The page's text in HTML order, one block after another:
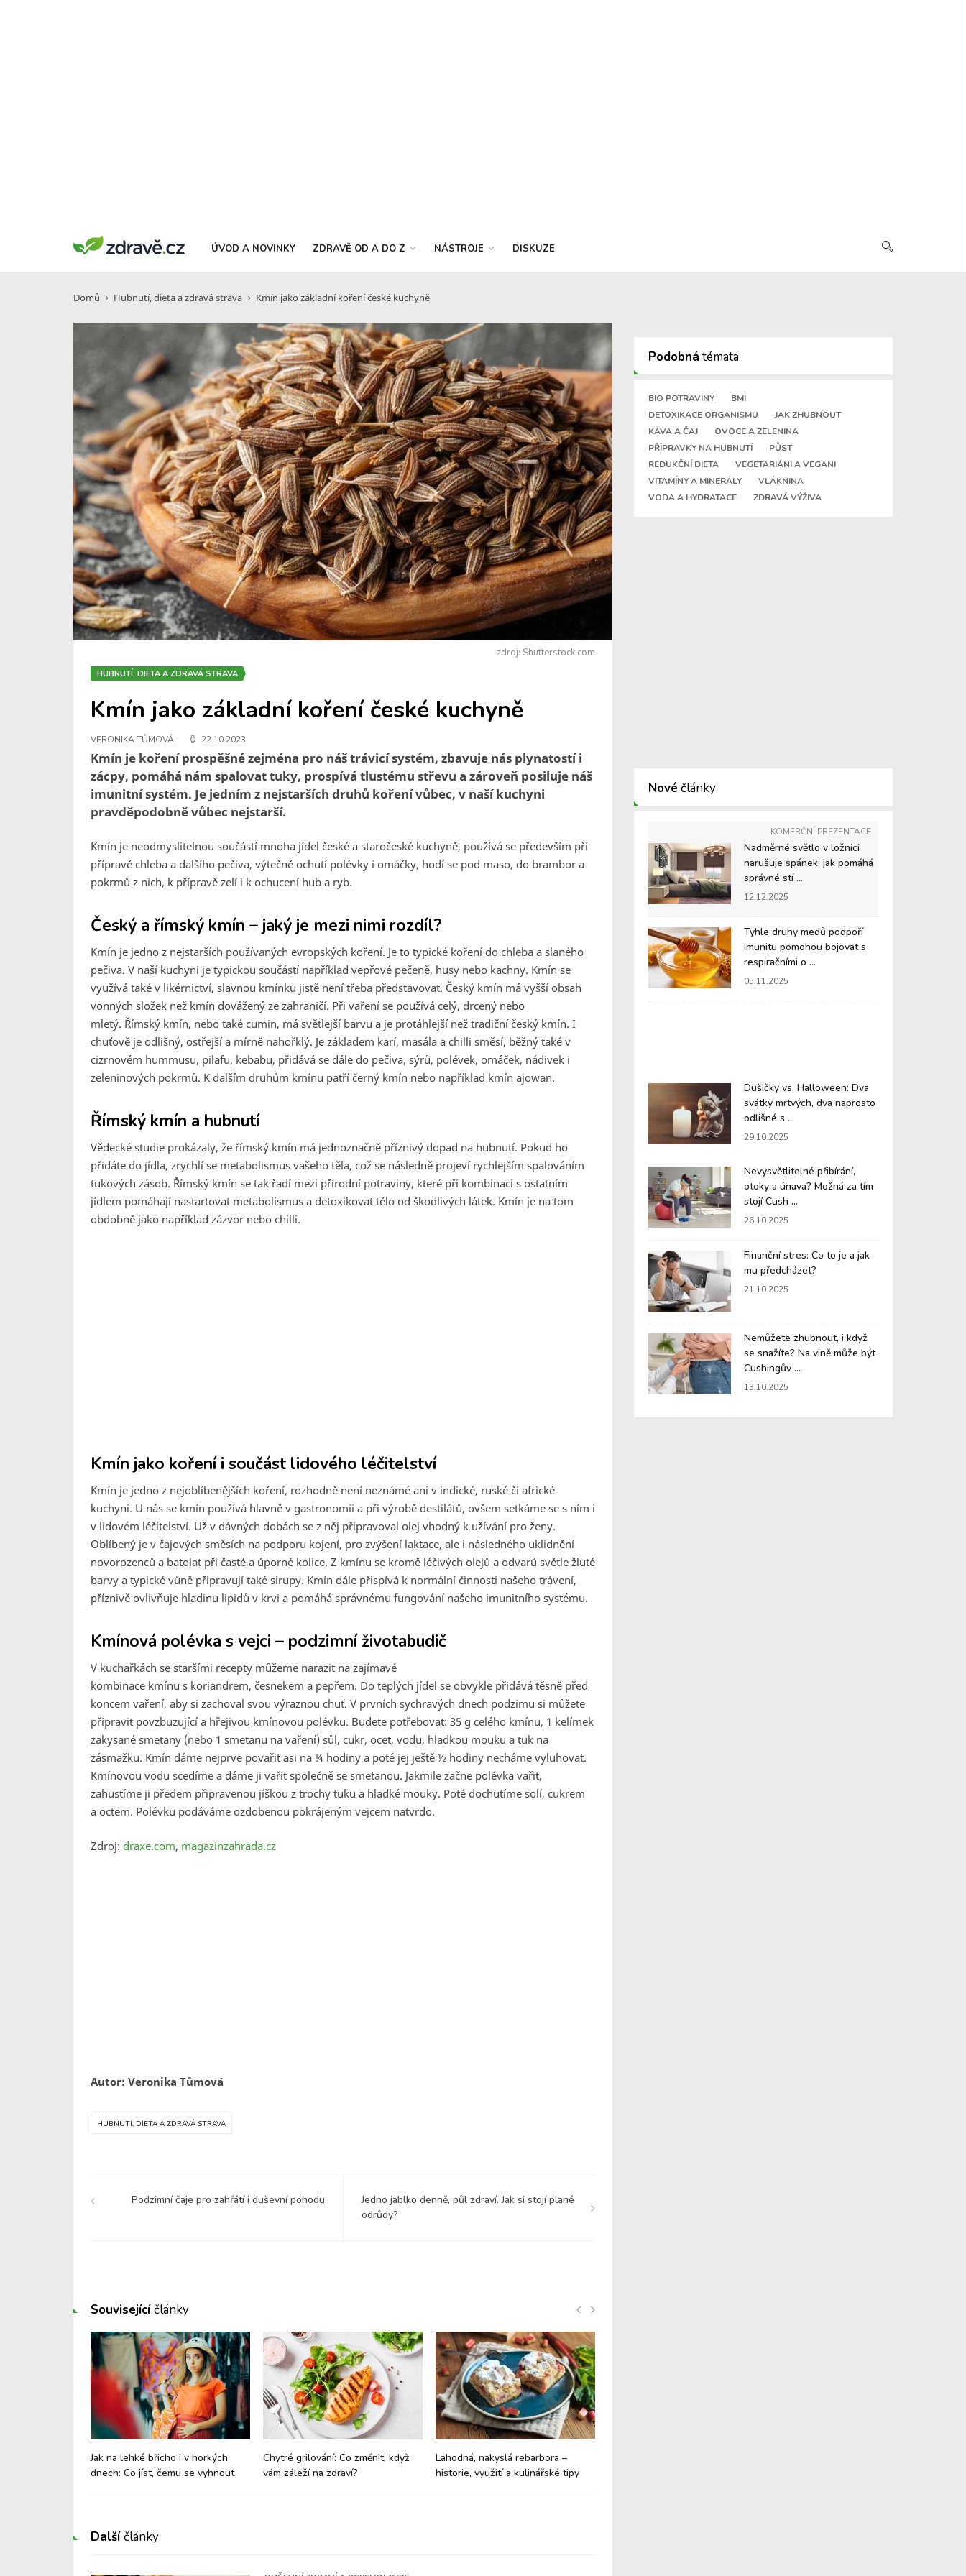
ÚVOD A NOVINKY ZDRAVĚ OD A DO Z NÁSTROJE DISKUZE
Domů Hubnutí, dieta a zdravá strava Kmín jako základní koření české kuchyně
zdroj: Shutterstock.com
HUBNUTÍ, DIETA A ZDRAVÁ STRAVA
Kmín jako základní koření české kuchyně
VERONIKA TŮMOVÁ 22.10.2023
Kmín je koření prospěšné zejména pro náš trávicí systém, zbavuje nás plynatostí i
zácpy, pomáhá nám spalovat tuky, prospívá tlustému střevu a zároveň posiluje náš
imunitní systém. Je jedním z nejstarších druhů koření vůbec, v naší kuchyni
pravděpodobně vůbec nejstarší.
Kmín je neodmyslitelnou součástí mnoha jídel české a staročeské kuchyně, používá se především při
přípravě chleba a dalšího pečiva, výtečně ochutí polévky i omáčky, hodí se pod maso, do brambor a
pokrmů z nich, k přípravě zelí i k ochucení hub a ryb.
Český a římský kmín – jaký je mezi nimi rozdíl?
Kmín je jedno z nejstarších používaných evropských koření. Je to typické koření do chleba a slaného
pečiva. V naší kuchyni je typickou součástí například vepřové pečeně, husy nebo kachny. Kmín se
využívá také v likérnictví, slavnou kmínku jistě není třeba představovat. Český kmín má vyšší obsah
vonných složek než kmín dovážený ze zahraničí. Při vaření se používá celý, drcený nebo
mletý. Římský kmín, nebo také cumin, má světlejší barvu a je protáhlejší než tradiční český kmín. I
chuťově je odlišný, ostřejší a mírně nahořklý. Je základem karí, masála a chilli směsí, běžný také v
cizrnovém hummusu, pilafu, kebabu, přidává se dále do pečiva, sýrů, polévek, omáček, nádivek i
zeleninových pokrmů. K dalším druhům kmínu patří černý kmín nebo například kmín ajowan.
Římský kmín a hubnutí
Vědecké studie prokázaly, že římský kmín má jednoznačně příznivý dopad na hubnutí. Pokud ho
přidáte do jídla, zrychlí se metabolismus vašeho těla, což se následně projeví rychlejším spalováním
tukových zásob. Římský kmín se tak řadí mezi přírodní potraviny, které při kombinaci s ostatním
jídlem pomáhají nastartovat metabolismus a detoxikovat tělo od škodlivých látek. Kmín je na tom
obdobně jako například zázvor nebo chilli.
Kmín jako koření i součást lidového léčitelství
Kmín je jedno z nejoblíbenějších koření, rozhodně není neznámé ani v indické, ruské či africké
kuchyni. U nás se kmín používá hlavně v gastronomii a při výrobě destilátů, ovšem setkáme se s ním i
v lidovém léčitelství. Už v dávných dobách se z něj připravoval olej vhodný k užívání pro ženy.
Oblíbený je v čajových směsích na podporu kojení, pro zvýšení laktace, ale i následného uklidnění
novorozenců a batolat při časté a úporné kolice. Z kmínu se kromě léčivých olejů a odvarů světle žluté
barvy a typické vůně připravují také sirupy. Kmín dále přispívá k normální činnosti našeho trávení,
příznivě ovlivňuje hladinu lipidů v krvi a pomáhá správnému fungování našeho imunitního systému.
Kmínová polévka s vejci – podzimní životabudič
V kuchařkách se staršími recepty můžeme narazit na zajímavé
kombinace kmínu s koriandrem, česnekem a pepřem. Do teplých jídel se obvykle přidává těsně před
koncem vaření, aby si zachoval svou výraznou chuť. V prvních sychravých dnech podzimu si můžete
připravit povzbuzující a hřejivou kmínovou polévku. Budete potřebovat: 35 g celého kmínu, 1 kelímek
zakysané smetany (nebo 1 smetanu na vaření) sůl, cukr, ocet, vodu, hladkou mouku a tuk na
zásmažku. Kmín dáme nejprve povařit asi na ¼ hodiny a poté jej ještě ½ hodiny necháme vyluhovat.
Kmínovou vodu scedíme a dáme ji vařit společně se smetanou. Jakmile začne polévka vařit,
zahustíme ji předem připravenou jíškou z trochy tuku a hladké mouky. Poté dochutíme solí, cukrem
a octem. Polévku podáváme ozdobenou pokrájeným vejcem natvrdo.
Zdroj: draxe.com, magazinzahrada.cz
Autor: Veronika Tůmová
HUBNUTÍ, DIETA A ZDRAVÁ STRAVA
Podzimní čaje pro zahřátí i duševní pohodu
Jedno jablko denně, půl zdraví. Jak si stojí plané
odrůdy?
Podobná témata
BIO POTRAVINY
BMI
DETOXIKACE ORGANISMU
JAK ZHUBNOUT
KÁVA A ČAJ
OVOCE A ZELENINA
PŘÍPRAVKY NA HUBNUTÍ
PŮST
REDUKČNÍ DIETA
VEGETARIÁNI A VEGANI
VITAMÍNY A MINERÁLY
VLÁKNINA
VODA A HYDRATACE
ZDRAVÁ VÝŽIVA
Nové články
KOMERČNÍ PREZENTACE
Nadměrné světlo v ložnici
narušuje spánek: jak pomáhá
správné stí ...
12.12.2025
Tyhle druhy medů podpoří
imunitu pomohou bojovat s
respiračními o ...
05.11.2025
Dušičky vs. Halloween: Dva
svátky mrtvých, dva naprosto
odlišné s ...
29.10.2025
Nevysvětlitelné přibírání,
otoky a únava? Možná za tím
stojí Cush ...
26.10.2025
Finanční stres: Co to je a jak
mu předcházet?
21.10.2025
Nemůžete zhubnout, i když
se snažíte? Na vině může být
Cushingův ...
13.10.2025
Souvisejícíčlánky
Jak na lehké břicho i v horkých
dnech: Co jíst, čemu se vyhnout
Chytré grilování: Co změnit, když
vám záleží na zdraví?
Lahodná, nakyslá rebarbora –
historie, využití a kulinářské tipy
Dalšíčlánky